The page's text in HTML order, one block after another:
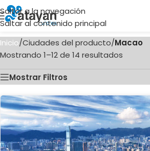
Saltar a la navegación
Saltar al contenido principal
Inicio/Ciudades del producto/Macao
Mostrando 1–12 de 14 resultados
Mostrar Filtros